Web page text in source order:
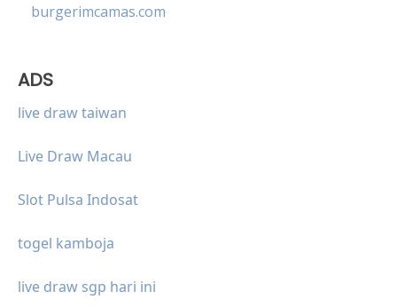
burgerimcamas.com
ADS
live draw taiwan
Live Draw Macau
Slot Pulsa Indosat
togel kamboja
live draw sgp hari ini